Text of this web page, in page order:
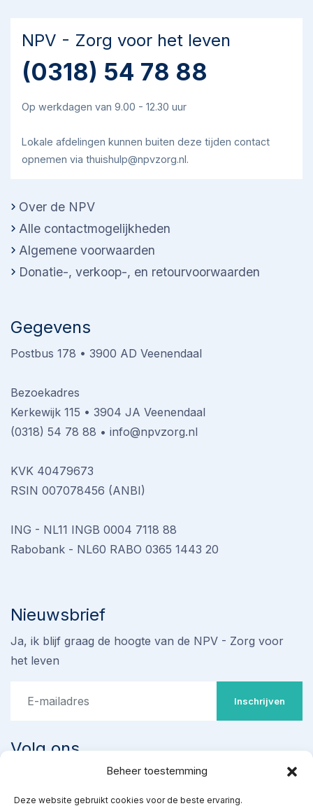
Beheer toestemming
Deze website gebruikt cookies voor de beste ervaring.
NPV - Zorg voor het leven
(0318) 54 78 88
Op werkdagen van 9.00 - 12.30 uur
Lokale afdelingen kunnen buiten deze tijden contact
opnemen via thuishulp@npvzorg.nl.
Over de NPV
Alle contactmogelijkheden
Algemene voorwaarden
Donatie-, verkoop-, en retourvoorwaarden
Gegevens
Postbus 178 • 3900 AD Veenendaal
Bezoekadres
Kerkewijk 115 • 3904 JA Veenendaal
(0318) 54 78 88 • info@npvzorg.nl
KVK 40479673
RSIN 007078456 (ANBI)
ING - NL11 INGB 0004 7118 88
Rabobank - NL60 RABO 0365 1443 20
Nieuwsbrief
Ja, ik blijf graag de hoogte van de NPV - Zorg voor
het leven
Inschrijven
Volg ons
‘ziekenhuisabortus’ 22-24